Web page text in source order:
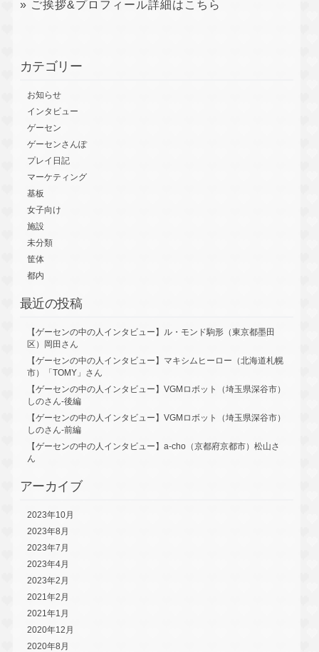
» ご挨拶&プロフィール詳細はこちら
カテゴリー
お知らせ
インタビュー
ゲーセン
ゲーセンさんぽ
プレイ日記
マーケティング
基板
女子向け
施設
未分類
筐体
都内
最近の投稿
【ゲーセンの中の人インタビュー】ル・モンド駒形（東京都墨田
区）岡田さん
【ゲーセンの中の人インタビュー】マキシムヒーロー（北海道札幌
市）「TOMY」さん
【ゲーセンの中の人インタビュー】VGMロボット（埼玉県深谷市）
しのさん-後編
【ゲーセンの中の人インタビュー】VGMロボット（埼玉県深谷市）
しのさん-前編
【ゲーセンの中の人インタビュー】a-cho（京都府京都市）松山さ
ん
アーカイブ
2023年10月
2023年8月
2023年7月
2023年4月
2023年2月
2021年2月
2021年1月
2020年12月
2020年8月